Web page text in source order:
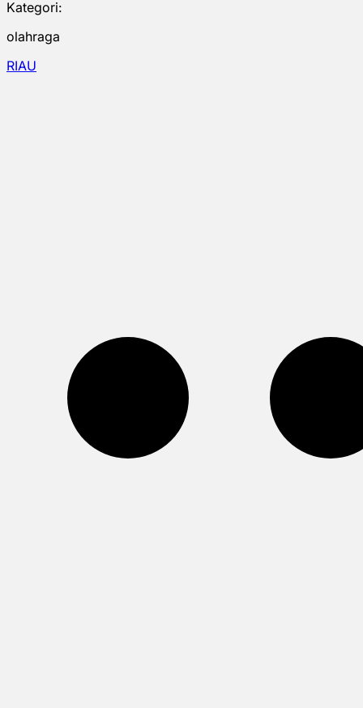
Kategori:
olahraga
RIAU